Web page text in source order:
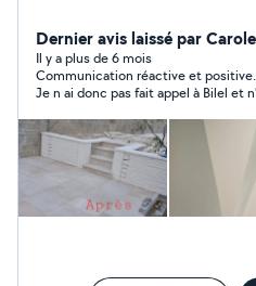
Dernier avis laissé par
Il y a plus de 6 mois
Communication réactive et positive. La mission a été reportée.
Je n ai donc pas fait appel à Bilel et n’ai pas d’évaluation à
cas merci de nos échanges